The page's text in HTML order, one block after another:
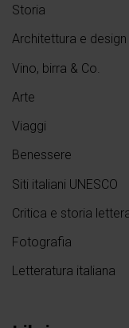
Storia
Architettura e design
Vino, birra & Co.
Arte
Viaggi
Benessere
Siti italiani UNESCO
Critica e storia
Fotografia
Letteratura italiana